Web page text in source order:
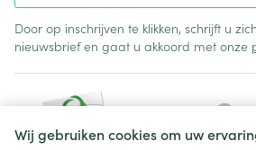
Wij gebruiken cookies om uw
Door op inschrijven te klikken, schrijft u
nieuwsbrief en gaat u akkoord met onze